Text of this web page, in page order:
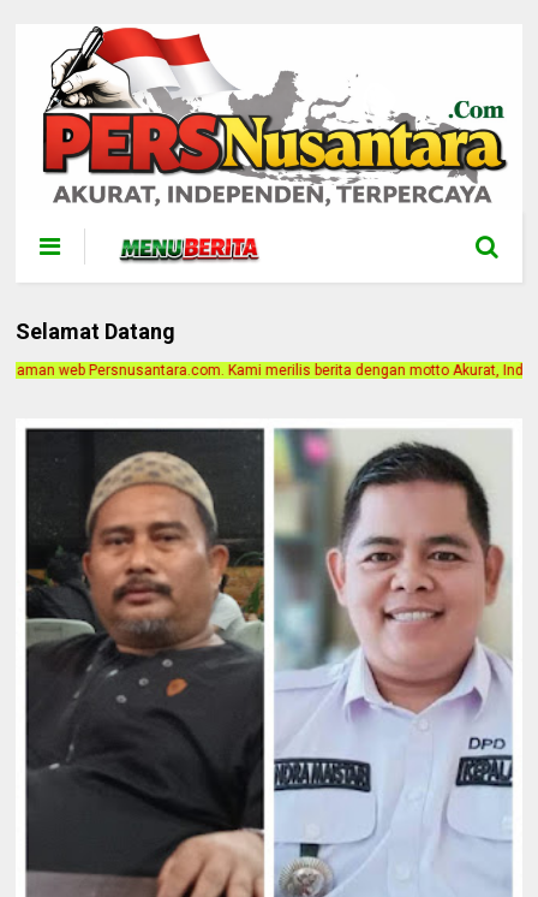
Selamat Datang
Kami merilis berita dengan motto Akurat, Independen, Terpercaya. Alamat